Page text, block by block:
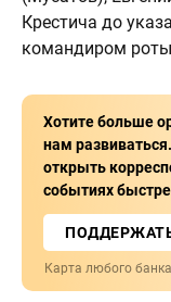
Крестича до
командиром
Хотите больше
нам
открыть
событиях
Карта любого